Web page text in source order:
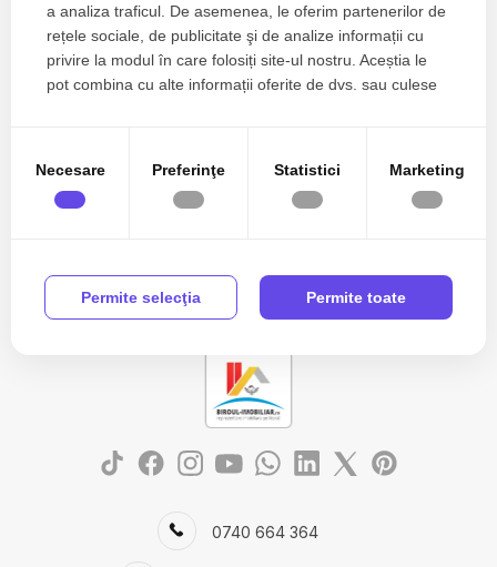
Zone de top spatii comerciale de vanzare
Spatii comerciale de vanzare in Mihail Kogalniceanu Sud
Numar de camere spatii comerciale de vanzare
Apartamente de vanzare
Apartamente de vanzare in Ovidiu Est
Apartamente de vanzare in Constanta Km 4-5
Apartamente de vanzare in Constanta Aurel Vlaicu
Case de vanzare
Case de vanzare in Cumpana Central
Case de vanzare in Constanta Tomis II
Case de vanzare in Constanta Km 4-5
Case de vanzare in Dobromir
Terenuri de vanzare in Agigea
Vezi mai mult
0740 664 364
a analiza traficul. De asemenea, le oferim partenerilor de
rețele sociale, de publicitate şi de analize informații cu
privire la modul în care folosiți site-ul nostru. Aceștia le
pot combina cu alte informații oferite de dvs. sau culese
Necesare Preferinţe Statistici Marketing
Permite selecţia Permite toate